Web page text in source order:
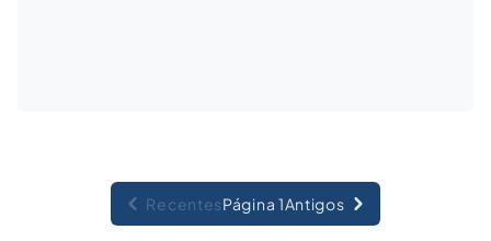
RecentesPágina 1Antigos